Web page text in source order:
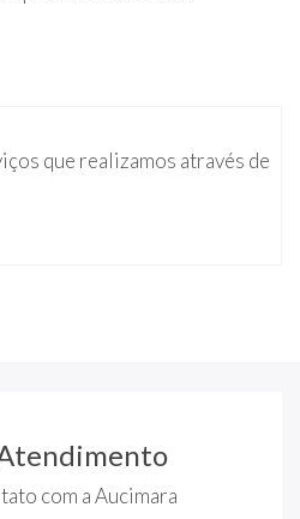
que realizamos através de
com a Aucimara